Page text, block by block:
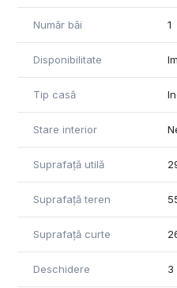
acces facil din stradă
curte comună 128 mp
demolate, oferind
Avantaje:
zonă foarte bună, cu trafic
poziționare excelentă, ideală
acces rapid către magazine,
de transport
potrivită pentru locuință,
Număr băi 1
Disponibilitate
Tip casă
Stare interior
Suprafață utilă
Suprafață teren
Suprafață curte
Deschidere 3